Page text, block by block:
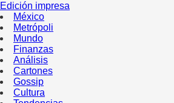
Edición impresa
México
Metrópoli
Mundo
Finanzas
Análisis
Cartones
Gossip
Cultura